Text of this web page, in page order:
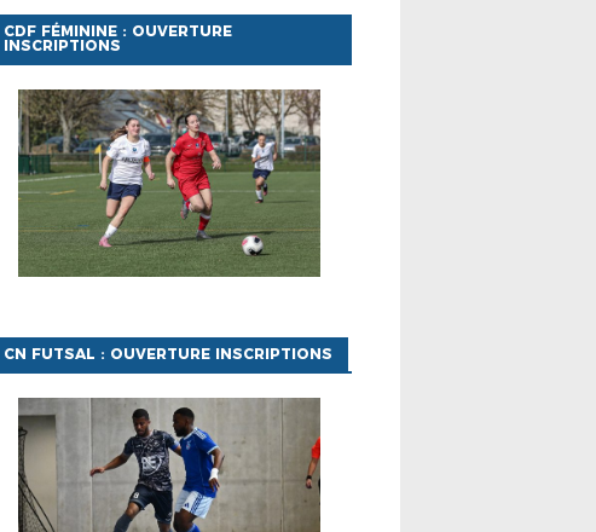
CDF FÉMININE : OUVERTURE
INSCRIPTIONS
CN FUTSAL : OUVERTURE INSCRIPTIONS